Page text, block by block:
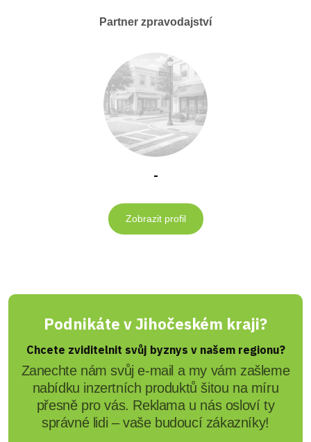
Partner zpravodajství
-
Zobrazit profil
Podnikáte v Jihočeském kraji?
Chcete zviditelnit svůj byznys v našem regionu?
Zanechte nám svůj e-mail a my vám zašleme
nabídku inzertních produktů šitou na míru
přesně pro vás. Reklama u nás osloví ty
správné lidi – vaše budoucí zákazníky!